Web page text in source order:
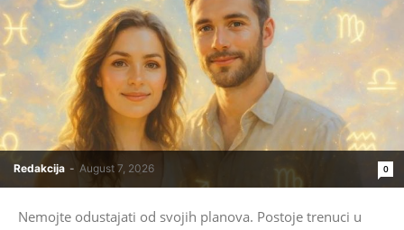
Redakcija - August 7, 2026 0
Nemojte odustajati od svojih planova. Postoje trenuci u